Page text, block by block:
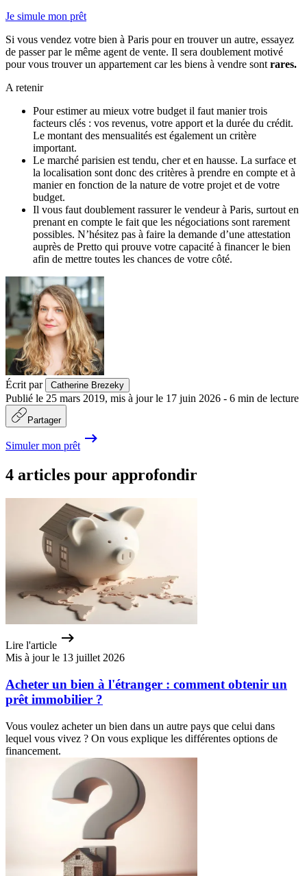
Je simule mon prêt
Si vous vendez votre bien à Paris pour en trouver un autre, essayez
de passer par le même agent de vente. Il sera doublement motivé
pour vous trouver un appartement car les biens à vendre sont rares.
A retenir
Pour estimer au mieux votre budget il faut manier trois
facteurs clés : vos revenus, votre apport et la durée du crédit.
Le montant des mensualités est également un critère
important.
Le marché parisien est tendu, cher et en hausse. La surface et
la localisation sont donc des critères à prendre en compte et à
manier en fonction de la nature de votre projet et de votre
budget.
Il vous faut doublement rassurer le vendeur à Paris, surtout en
prenant en compte le fait que les négociations sont rarement
possibles. N’hésitez pas à faire la demande d’une attestation
auprès de Pretto qui prouve votre capacité à financer le bien
afin de mettre toutes les chances de votre côté.
Écrit par Catherine Brezeky
Publié le 25 mars 2019, mis à jour le 17 juin 2026 - 6 min de lecture
Partager
Simuler mon prêt
4 articles pour approfondir
Lire l'article
Mis à jour le 13 juillet 2026
Acheter un bien à l'étranger : comment obtenir un
prêt immobilier ?
Vous voulez acheter un bien dans un autre pays que celui dans
lequel vous vivez ? On vous explique les différentes options de
financement.